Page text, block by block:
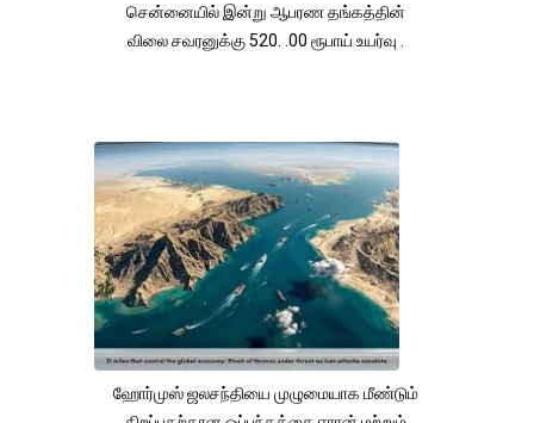
சென்னையில் இன்று ஆபரண தங்கத்தின்
விலை சவரனுக்கு 520. .00 ரூபாய் உயர்வு .
ஹோர்முஸ் ஜலசந்தியை முழுமையாக மீண்டும்